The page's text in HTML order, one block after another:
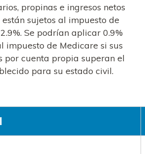
propinas e ingresos netos
sujetos al impuesto de
Se podrían aplicar 0.9%
impuesto de Medicare si sus
por cuenta propia superan el
para su estado civil.